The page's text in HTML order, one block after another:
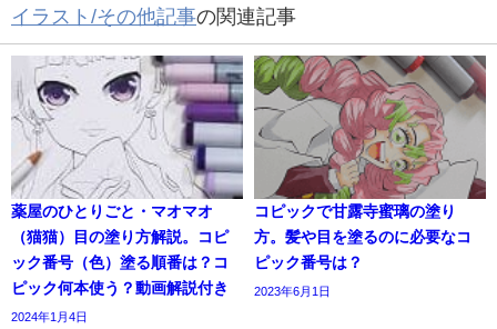
イラスト/その他記事の関連記事
薬屋のひとりごと・マオマオ
（猫猫）目の塗り方解説。コピ
ック番号（色）塗る順番は？コ
ピック何本使う？動画解説付き
2024年1月4日
コピックで甘露寺蜜璃の塗り
方。髪や目を塗るのに必要なコ
ピック番号は？
2023年6月1日